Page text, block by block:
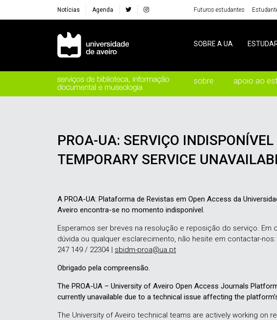
Notícias Agenda Futuros estudantes
Navegação Principal
SOBRE A UA
sobre apoio ao
PROA-UA: SERVIÇO
TEMPORARY SERVICE
A PROA-UA: Plataforma de Revistas em Open Access da
Aveiro encontra-se no momento indisponível.
Esperamos ser breves na resolução e reposição do serviço. Em
dúvida ou qualquer esclarecimento, não hesite em contactar-nos:
247 149 / 22304 | sbidm-proa@ua.pt
Obrigado pela compreensão.
The PROA-UA – University of Aveiro Open Access Journals
currently unavailable due to a technical issue affecting the
The University of Aveiro technical teams are actively working on